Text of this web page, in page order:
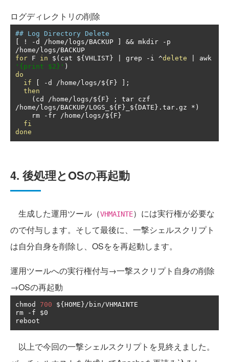
ログディレクトリの削除
## Log Directory Delete
! -d / home/ logs/BACKUP && mkdir -
/ home/ logs/
for F in $ ( cat ${ VHLIST } grep - i ^delete
'{print $2}' )
do
if
-d / home/ logs/${ F }
];
then
( cd / home/ logs/${ F } ;
/ home/ logs/BACKUP/LOGS_${ F } _${ DATE }. tar . gz *)
    rm
- fr / home/ logs/${ F }
fi
done
4. 後処理とOSの再起動
生成した運用ツール（VHMAINTE）には実行権が必要な
ので付与します。そして最後に、一撃シェルスクリプト
は自分自身を削除し、OSをを再起動します。
運用ツールへの実行権付与→一撃スクリプト自身の削除
→OSの再起動
chmod 700 ${ HOME }/ bin/VHMAINTE
rm
- f $0
reboot
以上で今回の一撃シェルスクリプトを見終えました。